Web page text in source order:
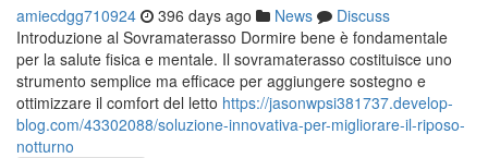
amiecdgg710924 396 days ago News
Discuss
Introduzione al Sovramaterasso Dormire bene è fondamentale
per la salute fisica e mentale. Il sovramaterasso costituisce uno
strumento semplice ma efficace per aggiungere sostegno e
ottimizzare il comfort del letto https://jasonwpsi381737.develop-
blog.com/43302088/soluzione-innovativa-per-migliorare-il-riposo-
notturno